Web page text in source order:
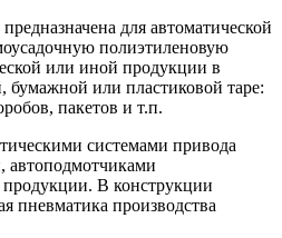
предназначена для автоматической
полиэтиленовую
или иной продукции в
бумажной или пластиковой таре:
пакетов и т.п.
системами привода
автоподмотчиками
В конструкции
пневматика производства